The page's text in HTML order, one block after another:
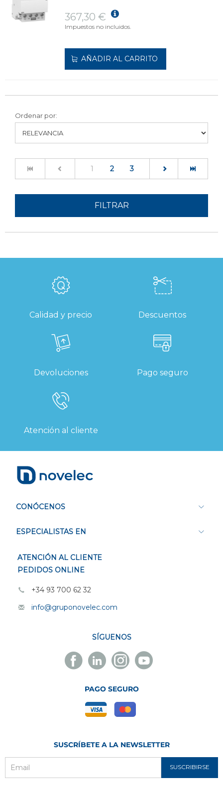
367,30 €
Impuestos no incluidos.
AÑADIR AL CARRITO
Ordenar por:
1 (current)
2 3
FILTRAR
Calidad y precio Descuentos
Devoluciones Pago seguro
Atención al cliente
CONÓCENOS
ESPECIALISTAS EN
ATENCIÓN AL CLIENTE
PEDIDOS ONLINE
+34 93 700 62 32
info@gruponovelec.com
SÍGUENOS
Facebook
Novelec
Linkedin
Novelec
Instagram
Novelec
Youtube
Novelec
PAGO SEGURO
SUSCRÍBETE A LA NEWSLETTER
SUSCRIBIRSE